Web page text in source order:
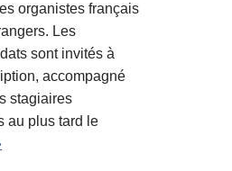
organistes français
Les
sont invités à
accompagné
stagiaires
au plus tard le